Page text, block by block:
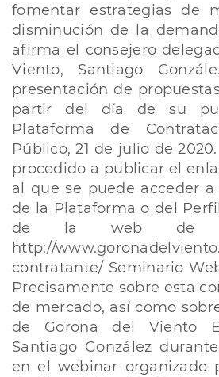
fomentar estrategias de
disminución de la
afirma el consejero
Viento, Santiago
presentación de
partir del día de su
Plataforma de
Público, 21 de julio de
procedido a publicar el
al que se puede acceder a
de la Plataforma o del
de la web de la
http://
contratante/ Seminario
Precisamente sobre esta
de mercado, así como
de Gorona del Viento
Santiago González
en el webinar organizado